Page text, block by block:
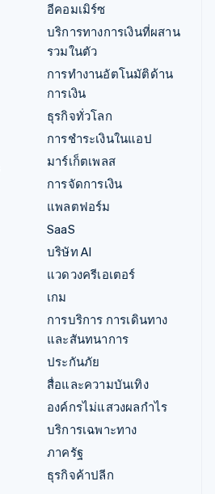
อีคอมเมิร์ซ
บริการทางการเงินที่ผสาน
รวมในตัว
การทำงานอัตโนมัติด้าน
การเงิน
ธุรกิจทั่วโลก
การชำระเงินในแอป
มาร์เก็ตเพลส
การจัดการเงิน
แพลตฟอร์ม
SaaS
บริษัท AI
แวดวงครีเอเตอร์
เกม
การบริการ การเดินทาง
และสันทนาการ
ประกันภัย
สื่อและความบันเทิง
องค์กรไม่แสวงผลกำไร
บริการเฉพาะทาง
ภาครัฐ
ธุรกิจค้าปลีก